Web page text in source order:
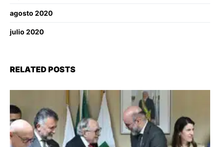
agosto 2020
julio 2020
RELATED POSTS